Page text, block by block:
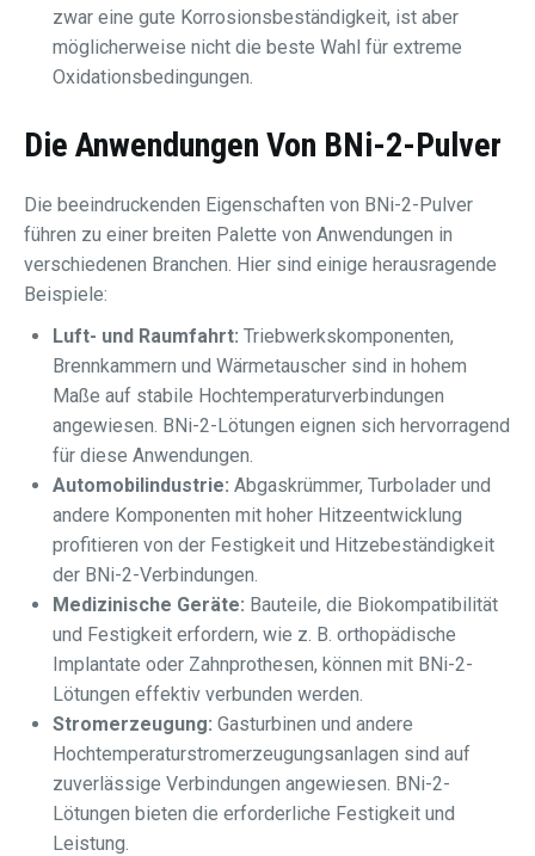
zwar eine gute Korrosionsbeständigkeit, ist aber
möglicherweise nicht die beste Wahl für extreme
Oxidationsbedingungen.
Die Anwendungen Von BNi-2-Pulver
Die beeindruckenden Eigenschaften von BNi-2-Pulver
führen zu einer breiten Palette von Anwendungen in
verschiedenen Branchen. Hier sind einige herausragende
Beispiele:
Luft- und Raumfahrt: Triebwerkskomponenten,
Brennkammern und Wärmetauscher sind in hohem
Maße auf stabile Hochtemperaturverbindungen
angewiesen. BNi-2-Lötungen eignen sich hervorragend
für diese Anwendungen.
Automobilindustrie: Abgaskrümmer, Turbolader und
andere Komponenten mit hoher Hitzeentwicklung
profitieren von der Festigkeit und Hitzebeständigkeit
der BNi-2-Verbindungen.
Medizinische Geräte: Bauteile, die Biokompatibilität
und Festigkeit erfordern, wie z. B. orthopädische
Implantate oder Zahnprothesen, können mit BNi-2-
Lötungen effektiv verbunden werden.
Stromerzeugung: Gasturbinen und andere
Hochtemperaturstromerzeugungsanlagen sind auf
zuverlässige Verbindungen angewiesen. BNi-2-
Lötungen bieten die erforderliche Festigkeit und
Leistung.